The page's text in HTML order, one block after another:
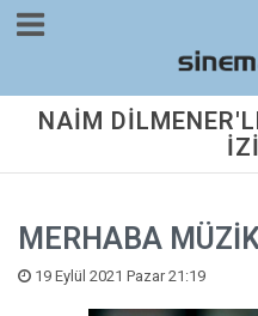
NAİM
MERHABA
19 Eylül 2021 Pazar 21:19